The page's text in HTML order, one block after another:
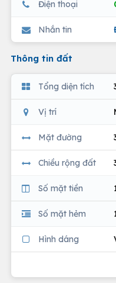
Điện thoại
Nhắn tin
Thông tin đất
Tổng diện tích
Vị trí
Mặt đường
Chiều rộng đất
Số mặt tiền
Số mặt hẻm
Hình dáng